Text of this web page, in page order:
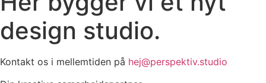
design studio.
Kontakt os i mellemtiden på hej@perspektiv.studio